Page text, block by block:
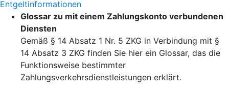
Entgeltinformationen
Glossar zu mit einem Zahlungskonto verbundenen
Diensten
Gemäß § 14 Absatz 1 Nr. 5 ZKG in Verbindung mit §
14 Absatz 3 ZKG finden Sie hier ein Glossar, das die
Funktionsweise bestimmter
Zahlungsverkehrsdienstleistungen erklärt.